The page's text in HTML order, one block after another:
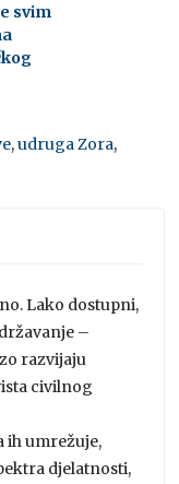
svim
,udruga Zora,
Lako dostupni,
–
razvijaju
civilnog
ih umrežuje,
djelatnosti,